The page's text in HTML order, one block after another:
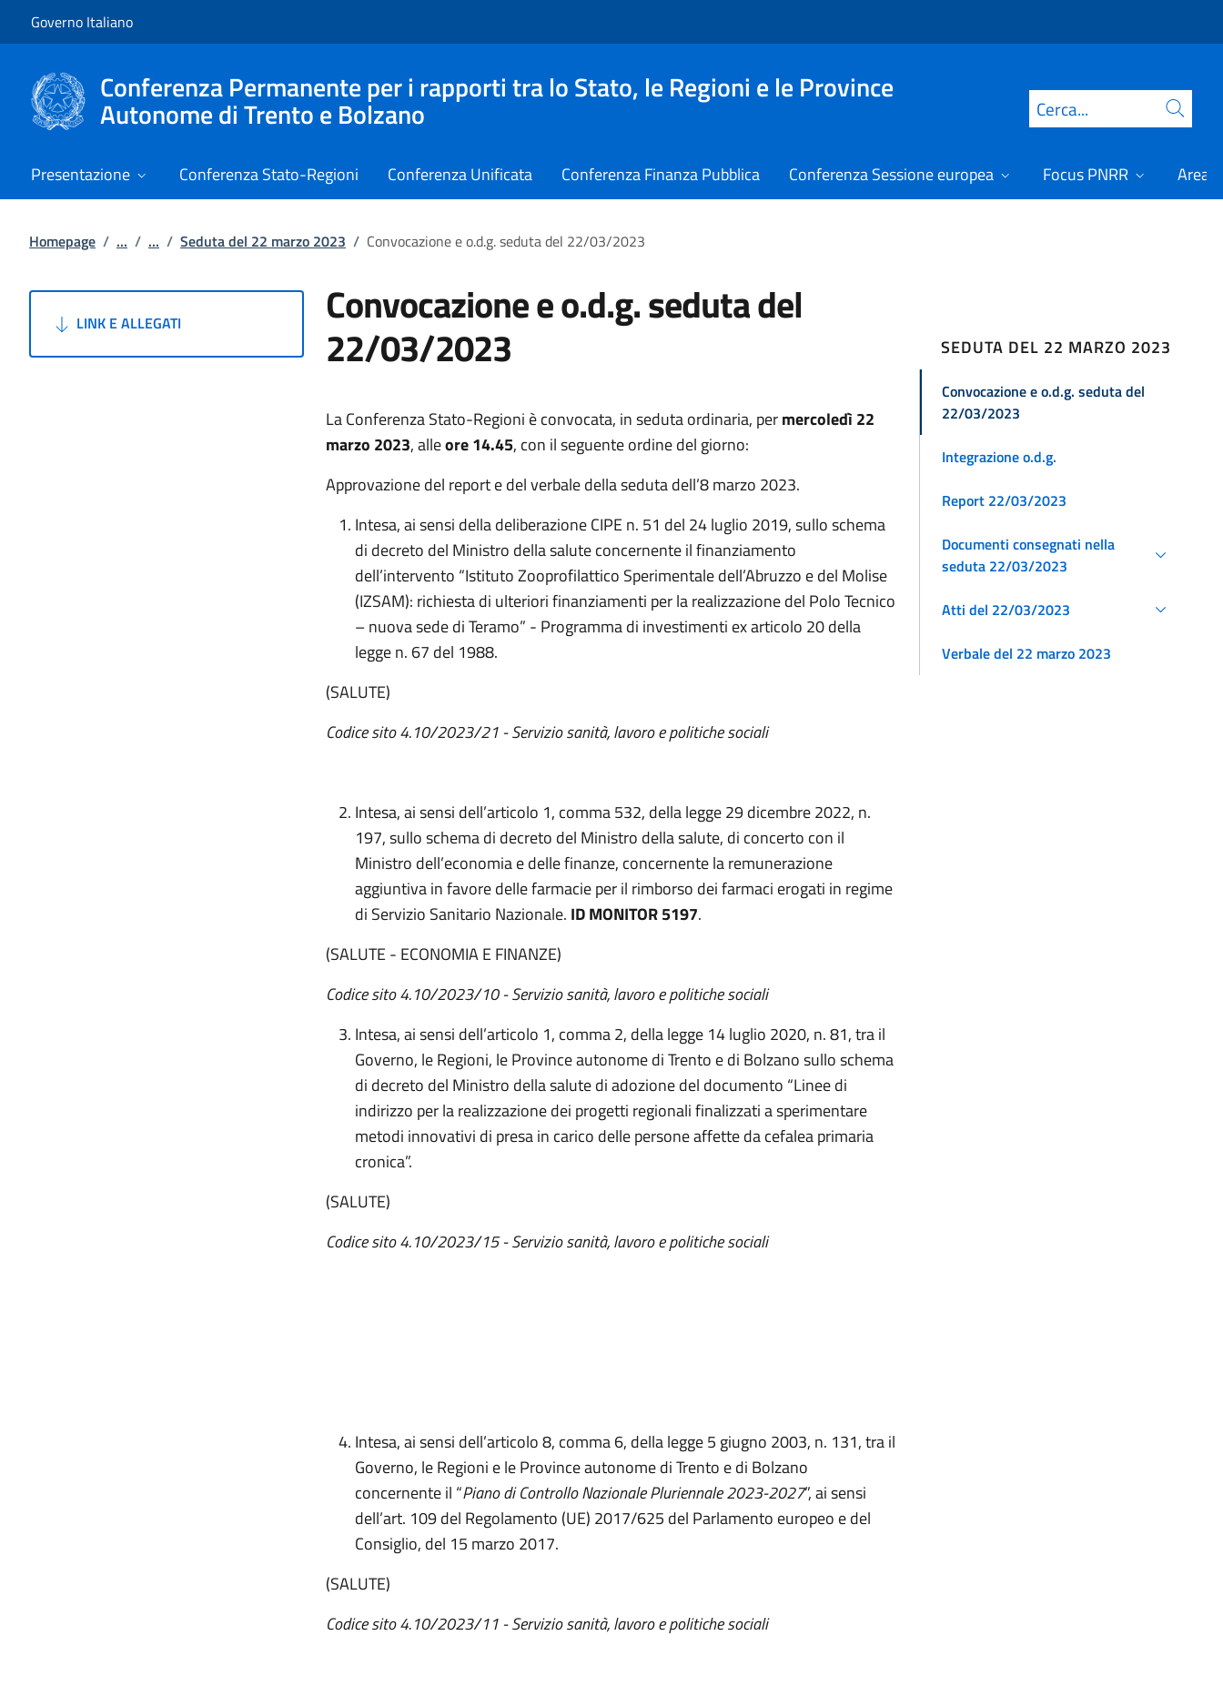
Governo Italiano
Conferenza Permanente per i rapporti tra lo Stato, le Regioni e le Province
Autonome di Trento e Bolzano Cerca
Presentazione Conferenza Stato-Regioni Conferenza Unificata Conferenza Finanza Pubblica Conferenza Sessione europea Focus PNRR Area
Homepage / ... / ... / Seduta del 22 marzo 2023 / Convocazione e o.d.g. seduta del 22/03/2023
LINK E ALLEGATI Convocazione e o.d.g. seduta del
22/03/2023
La Conferenza Stato-Regioni è convocata, in seduta ordinaria, permercoledì 22
marzo 2023, alleore14.45, con il seguente ordine del giorno:
Approvazione del report e del verbale della seduta dell’8 marzo 2023.
Intesa, ai sensi della deliberazione CIPE n. 51 del 24 luglio 2019, sullo schema
di decreto del Ministro della salute concernente il finanziamento
dell’intervento “Istituto Zooprofilattico Sperimentale dell’Abruzzo e del Molise
(IZSAM): richiesta di ulteriori finanziamenti per la realizzazione del Polo Tecnico
– nuova sede di Teramo” - Programma di investimenti ex articolo 20 della
legge n. 67 del 1988.
(SALUTE)
Codice sito 4.10/2023/21 - Servizio sanità, lavoro e politiche sociali
Intesa, ai sensi dell’articolo 1, comma 532, della legge 29 dicembre 2022, n.
197, sullo schema di decreto del Ministro della salute, di concerto con il
Ministro dell’economia e delle finanze, concernente la remunerazione
aggiuntiva in favore delle farmacie per il rimborso dei farmaci erogati in regime
di Servizio Sanitario Nazionale. ID MONITOR 5197.
(SALUTE - ECONOMIA E FINANZE)
Codice sito 4.10/2023/10- Servizio sanità, lavoro e politiche sociali
Intesa, ai sensi dell’articolo 1, comma 2, della legge 14 luglio 2020, n. 81, tra il
Governo, le Regioni, le Province autonome di Trento e di Bolzano sullo schema
di decreto del Ministro della salute di adozione del documento “Linee di
indirizzo per la realizzazione dei progetti regionali finalizzati a sperimentare
metodi innovativi di presa in carico delle persone affette da cefalea primaria
cronica”.
(SALUTE)
Codice sito 4.10/2023/15 - Servizio sanità, lavoro e politiche sociali
Intesa, ai sensi dell’articolo 8, comma 6, della legge 5 giugno 2003, n. 131, tra il
Governo, le Regioni e le Province autonome di Trento e di Bolzano
concernente il “Piano di Controllo Nazionale Pluriennale 2023-2027”, ai sensi
dell’art. 109 del Regolamento (UE) 2017/625 del Parlamento europeo e del
Consiglio, del 15 marzo 2017.
(SALUTE)
Codice sito 4.10/2023/11 - Servizio sanità, lavoro e politiche sociali
SEDUTA DEL 22 MARZO 2023
Convocazione e o.d.g. seduta del
22/03/2023
Integrazione o.d.g.
Report 22/03/2023
Documenti consegnati nella
seduta 22/03/2023
Atti del 22/03/2023
Verbale del 22 marzo 2023